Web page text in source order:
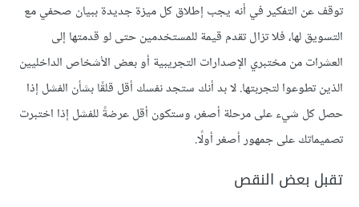
توقف عن التفكير في أنه يجب إطلاق كل ميزة جديدة ببيان صحفي مع
التسويق لها، فلا تزال تقدم قيمة للمستخدمين حتى لو قدمتها إلى
العشرات من مختبري الإصدارات التجريبية أو بعض الأشخاص الداخليين
الذين تطوعوا لتجربتها. لا بد أنك ستجد نفسك أقل قلقًا بشأن الفشل إذا
حصل كل شيء على مرحلة أصغر، وستكون أقل عرضةً للفشل إذا اختبرت
تصميماتك على جمهور أصغر أولًا.
تقبل بعض النقص